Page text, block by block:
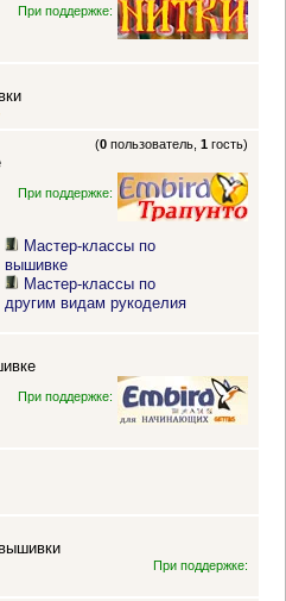
При поддержке:
(0 пользователь,1 гость)
При поддержке:
Мастер-классы по
вышивке
Мастер-классы по
другим видам рукоделия
При поддержке:
При поддержке: